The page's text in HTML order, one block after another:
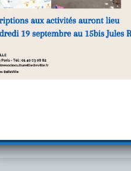
Réalisé dans le carde du